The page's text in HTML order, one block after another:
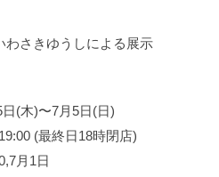
わさきゆうしによる展示
(木)〜7月5日(日)
(最終日18時閉店)
月1日